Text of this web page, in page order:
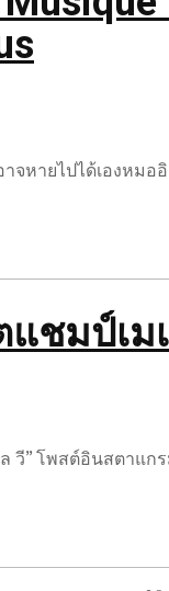
าจหายไปได้เองหม
ชมป์เม
วี” โพสต์อินสตาแ